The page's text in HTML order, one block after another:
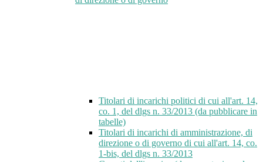
Titolari di incarichi politici di cui all'art. 14,
co. 1, del dlgs n. 33/2013 (da pubblicare in
tabelle)
Titolari di incarichi di amministrazione, di
direzione o di governo di cui all'art. 14, co.
1-bis, del dlgs n. 33/2013